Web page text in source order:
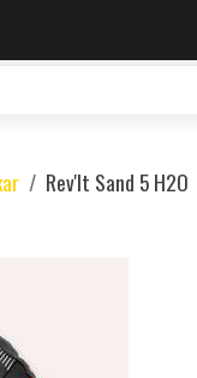
Rev'It Sand 5 H2O